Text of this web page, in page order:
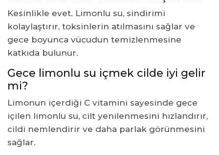
Kesinlikle evet. Limonlu su, sindirimi
kolaylaştırır, toksinlerin atılmasını sağlar ve
gece boyunca vücudun temizlenmesine
katkıda bulunur.
Gece limonlu su içmek cilde iyi gelir
mi?
Limonun içerdiği C vitamini sayesinde gece
içilen limonlu su, cilt yenilenmesini hızlandırır,
cildi nemlendirir ve daha parlak görünmesini
sağlar.